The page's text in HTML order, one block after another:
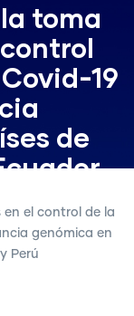
toma
19
de
en el control de la
genómica en
Perú